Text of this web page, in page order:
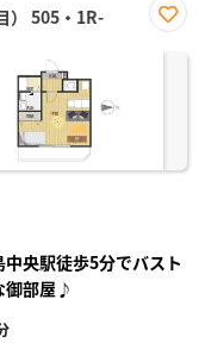
） 505・1R-
に入
中央駅徒歩5分でバスト
御部屋♪